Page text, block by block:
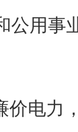
公用事
价电力